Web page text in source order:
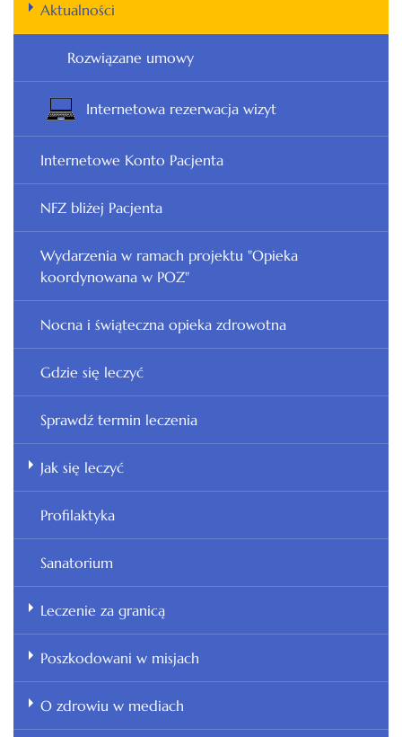
Aktualności
Rozwiązane umowy
Internetowa rezerwacja wizyt
Internetowe Konto Pacjenta
NFZ bliżej Pacjenta
Wydarzenia w ramach projektu "Opieka
koordynowana w POZ"
Nocna i świąteczna opieka zdrowotna
Gdzie się leczyć
Sprawdź termin leczenia
Jak się leczyć
Profilaktyka
Sanatorium
Leczenie za granicą
Poszkodowani w misjach
O zdrowiu w mediach